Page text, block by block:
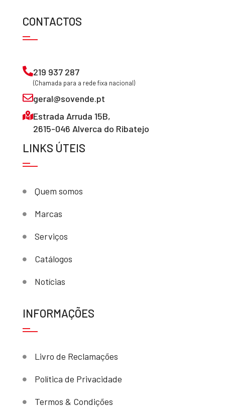
CONTACTOS
219 937 287
(Chamada para a rede fixa nacional)
geral@sovende.pt
Estrada Arruda 15B,
2615-046 Alverca do Ribatejo
LINKS ÚTEIS
Quem somos
Marcas
Serviços
Catálogos
Notícias
INFORMAÇÕES
Livro de Reclamações
Política de Privacidade
Termos & Condições